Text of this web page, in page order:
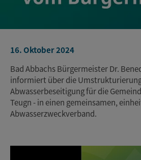
16. Oktober 2024
Bad Abbachs Bürgermeister Dr.
informiert über die
Abwasserbeseitigung für die
Teugn - in einen gemeinsamen,
Abwasserzweckverband.